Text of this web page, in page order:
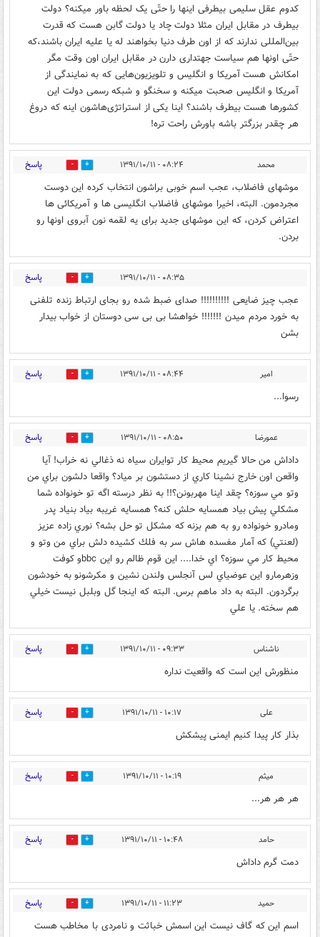
کدوم عقل سلیمی بیطرفی اینها را حتّی یک لحظه باور میکنه؟ دولت
بیطرف در مقابل ایران مثلا دولت چاد یا دولت گابن هست که قدرت
بین‌المللی ندارند که از اون طرف دنیا بخواهند له‌ یا علیه ایران باشند،که
حتّی اونها هم سیاست جهتداری دارن در مقابل ایران اون وقت مگر
امکانش هست آمریکا و انگلیس و تلویزیون‌هایی‌ که به نمایندگی‌ از
آمریکا و انگلیس صحبت میکنه و سخنگو و شبکه رسمی‌ دولت این
کشورها هست بیطرف باشند؟ اینا یکی‌ از استراتژی‌هاشون اینه که دروغ
هر چقدر بزرگتر باشه باورش راحت تره!
محمد ۰۸:۲۴ - ۱۳۹۱/۱۰/۱۱ 0 پاسخ
موشهای فاضلاب، عجب اسم خوبی براشون انتخاب کرده این دوست
مجردمون. البته، اخیرا موشهای فاضلاب انگلیسی ها و آمریکائی ها
اعتراض کردن، که این موشهای جدید برای یه لقمه نون آبروی اونها رو
بردن.
۰۸:۳۵ - ۱۳۹۱/۱۰/۱۱ 0 پاسخ
عجب چیز ضایعی !!!!!!!!!! صدای ضبط شده رو بجای ارتباط زنده تلفنی
به خورد مردم میدن !!!!!!! خواهشا بی بی سی دوستان از خواب بیدار
بشن
امیر ۰۸:۴۴ - ۱۳۹۱/۱۰/۱۱ 0 پاسخ
رسوا...
عمورضا ۰۸:۵۰ - ۱۳۹۱/۱۰/۱۱ 0 پاسخ
داداش من حالا گيريم محيط كار توايران سياه نه ذغالي نه خراب! آيا
واقعن اون خارج نشينا كاري از دستشون بر مياد؟ واقعا دلشون براي من
وتو مي سوزه؟ چقد اينا مهربونن؟!! به نظر درسته اگه تو خونواده شما
مشكلي پيش بياد همسايه حلش كنه؟ همسايه غريبه بياد بنياد پدر
ومادرو خونواده رو به هم بزنه كه مشكل تو حل بشه؟ نوري زاده عزيز
(لعنتي) كه آمار مفسده هاش سر به فلك كشيده دلش براي من وتو و
محيط كار مي سوزه؟ اي خدا.... اين قوم ظالم رو اين bbcو كوفت
وزهرمارو اين عوضياي لس آنجلس ولندن نشين و مكرشونو به خودشون
برگردون. البته به داد ماهم برس. البته كه اينجا گل وبلبل نيست خيلي
هم سخته. يا علي
ناشناس ۰۹:۳۳ - ۱۳۹۱/۱۰/۱۱ 0 پاسخ
منظورش این است که واقعیت نداره
علی ۱۰:۱۷ - ۱۳۹۱/۱۰/۱۱ 0 پاسخ
بذار کار پیدا کنیم ایمنی پیشکش
ميثم ۱۰:۱۹ - ۱۳۹۱/۱۰/۱۱ 0 پاسخ
هر هر هر...
حامد ۱۰:۴۸ - ۱۳۹۱/۱۰/۱۱ 0 پاسخ
دمت گرم داداش
حمید ۱۱:۲۳ - ۱۳۹۱/۱۰/۱۱ 0 پاسخ
اسم این که گاف نیست این اسمش خباثت و نامردی با مخاطب هست